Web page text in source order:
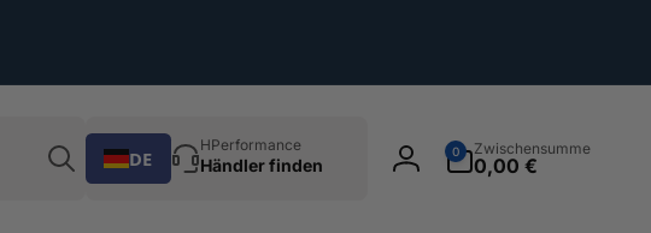
Suchen
DE
HPerformance
Händler finden Einloggen
0
Artikel
Zwischensumme
0,00 €